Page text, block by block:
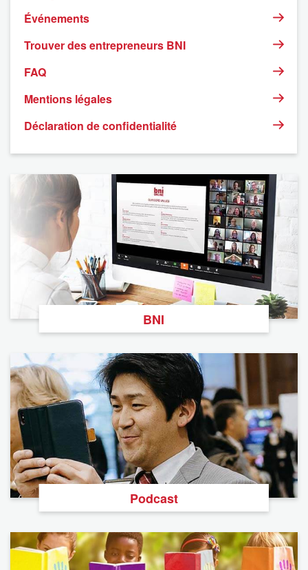
Événements
Trouver des entrepreneurs BNI
FAQ
Mentions légales
Déclaration de confidentialité
BNI
Podcast